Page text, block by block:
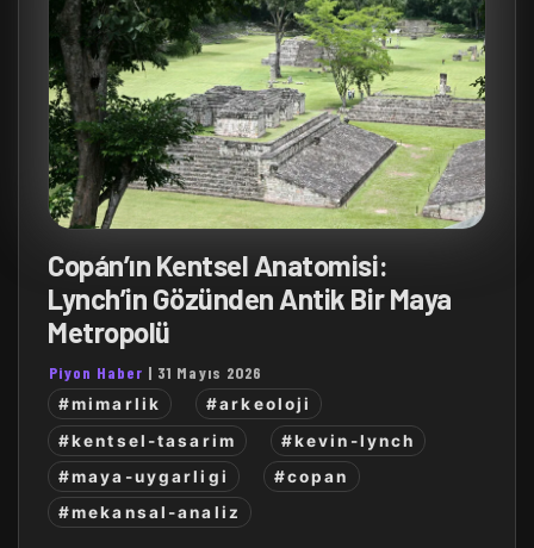
Copán’ın Kentsel Anatomisi:
Lynch’in Gözünden Antik Bir Maya
Metropolü
Piyon Haber | 31 Mayıs 2026
#mimarlik
#arkeoloji
#kentsel-tasarim
#kevin-lynch
#maya-uygarligi
#copan
#mekansal-analiz